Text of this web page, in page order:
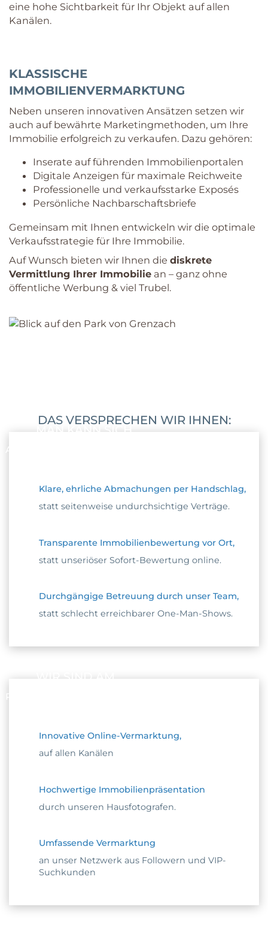
eine hohe Sichtbarkeit für Ihr Objekt auf allen
Kanälen.
KLASSISCHE
IMMOBILIENVERMARKTUNG
Neben unseren innovativen Ansätzen setzen wir
auch auf bewährte Marketingmethoden, um Ihre
Immobilie erfolgreich zu verkaufen. Dazu gehören:
Inserate auf führenden Immobilienportalen
Digitale Anzeigen für maximale Reichweite
Professionelle und verkaufsstarke Exposés
Persönliche Nachbarschaftsbriefe
Gemeinsam mit Ihnen entwickeln wir die optimale
Verkaufsstrategie für Ihre Immobilie.
Auf Wunsch bieten wir Ihnen die diskrete
Vermittlung Ihrer Immobilie an – ganz ohne
öffentliche Werbung & viel Trubel.
DAS VERSPRECHEN WIR IHNEN:
AUF UNS VERLASSEN
Klare, ehrliche Abmachungen per Handschlag,
statt seitenweise undurchsichtige Verträge.
Transparente Immobilienbewertung vor Ort,
statt unseriöser Sofort-Bewertung online.
Durchgängige Betreuung durch unser Team,
statt schlecht erreichbarer One-Man-Shows.
Innovative Online-Vermarktung,
auf allen Kanälen
Hochwertige Immobilienpräsentation
durch unseren Hausfotografen.
Umfassende Vermarktung
an unser Netzwerk aus Followern und VIP-
Suchkunden